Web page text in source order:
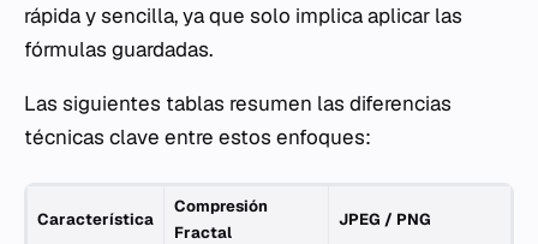
rápida y sencilla, ya que solo implica aplicar las
fórmulas guardadas.
Las siguientes tablas resumen las diferencias
técnicas clave entre estos enfoques:
Característica
Compresión
Fractal
JPEG / PNG